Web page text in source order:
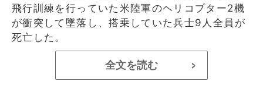
飛行訓練を行っていた米陸軍のヘリコプター2機
が衝突して墜落し、搭乗していた兵士9人全員が
死亡した。
全文を読む >